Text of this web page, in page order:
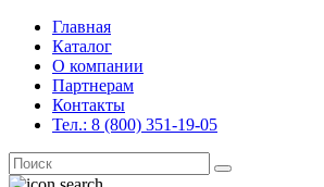
Главная
Каталог
О компании
Партнерам
Контакты
Тел.: 8 (800) 351-19-05
Поиск
for: